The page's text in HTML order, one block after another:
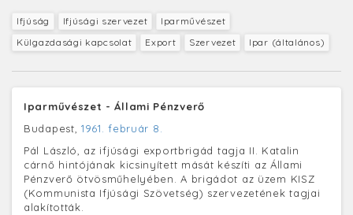
Ifjúság Ifjúsági szervezet
Iparművészet
Külgazdasági kapcsolat
Export Szervezet Ipar (általános)
Iparművészet - Állami Pénzverő
Budapest, 1961. február 8.
Pál László, az ifjúsági exportbrigád tagja II. Katalin
cárnő hintójának kicsinyített mását készíti az Állami
Pénzverő ötvösműhelyében. A brigádot az üzem KISZ
(Kommunista Ifjúsági Szövetség) szervezetének tagjai
alakították.